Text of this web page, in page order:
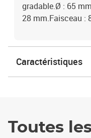
gradable.Ø : 65
28 mm.Faisceau :
Caractéristiques
Toutes